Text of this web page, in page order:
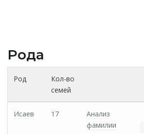
Рода
Род
Кол-во
семей
Исаев 17
Анализ
фамилии